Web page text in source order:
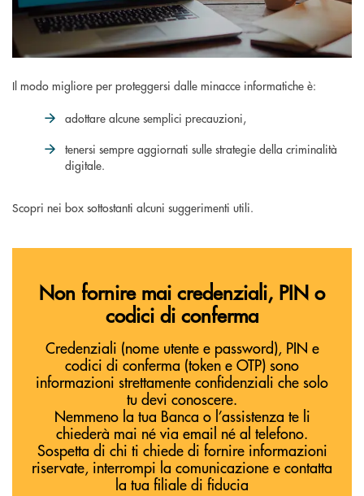
Il modo migliore per proteggersi dalle minacce informatiche è:
adottare alcune semplici precauzioni,
tenersi sempre aggiornati sulle strategie della criminalità
digitale.
Scopri nei box sottostanti alcuni suggerimenti utili.
Non fornire mai credenziali, PIN o
codici di conferma
Credenziali (nome utente e password), PIN e
codici di conferma (token e OTP) sono
informazioni strettamente confidenziali che solo
tu devi conoscere.
Nemmeno la tua Banca o l’assistenza te li
chiederà mai né via email né al telefono.
Sospetta di chi ti chiede di fornire informazioni
riservate, interrompi la comunicazione e contatta
la tua filiale di fiducia